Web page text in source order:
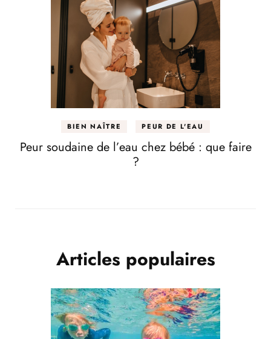
BIEN NAÎTRE PEUR DE L'EAU
Peur soudaine de l’eau chez bébé : que faire
?
Articles populaires